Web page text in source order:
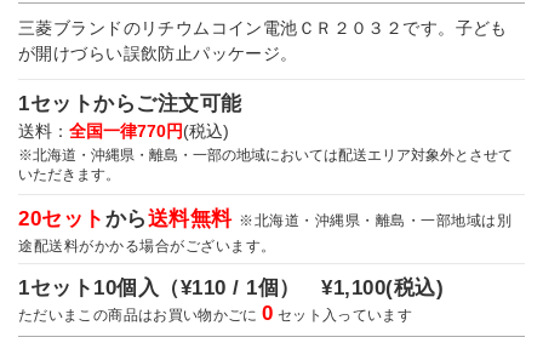
三菱ブランドのリチウムコイン電池ＣＲ２０３２です。子ども
が開けづらい誤飲防止パッケージ。
1セットからご注文可能
送料： 全国一律770円(税込)
※北海道・沖縄県・離島・一部の地域においては配送エリア対象外とさせて
いただきます。
20セット から送料無料 ※北海道・沖縄県・離島・一部地域は別
途配送料がかかる場合がございます。
1セット10個入（¥110 / 1個）¥1,100(税込)
ただいまこの商品はお買い物かごに0 セット入っています